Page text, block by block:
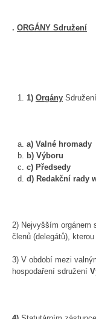
. ORGÁNY Sdružení
1) Orgány
a) Valné hromady
b) Výboru
c) Předsedy
d) Redakční rady
2) Nejvyšším orgánem
členů (delegátů),
3) V období mezi
hospodaření sdružení